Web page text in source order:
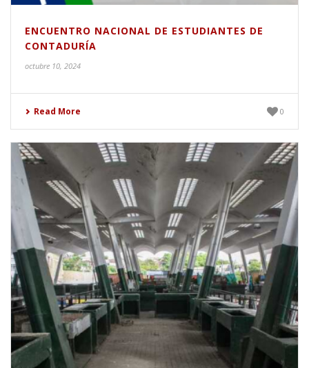
ENCUENTRO NACIONAL DE ESTUDIANTES DE
CONTADURÍA
octubre 10, 2024
Read More 0